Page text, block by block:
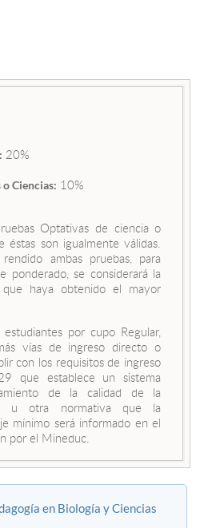
20%
Ciencias: 10%
Optativas de ciencia o
éstas son igualmente válidas.
ambas pruebas, para
ponderado, se considerará la
haya obtenido el mayor
por cupo Regular,
vías de ingreso directo o
con los requisitos de ingreso
que establece un sistema
de la calidad de la
u otra normativa que la
mínimo será informado en el
por el Mineduc.
en Biología y Ciencias